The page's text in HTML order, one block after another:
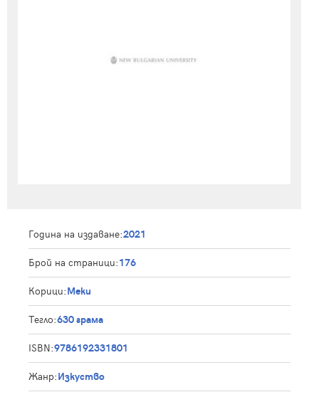
Година на издаване:2021
Брой на страници:176
Корици:Меки
Тегло:630 грама
ISBN:9786192331801
Жанр:Изкуство